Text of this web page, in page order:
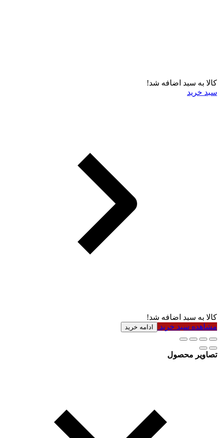
کالا به سبد اضافه شد!
سبد خرید
کالا به سبد اضافه شد!
مشاهده سبد خرید
ادامه خرید
تصاویر محصول